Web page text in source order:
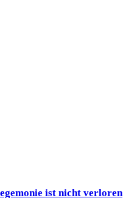
ist nicht verloren